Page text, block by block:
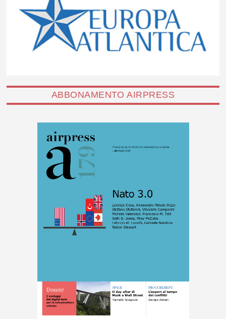
ABBONAMENTO AIRPRESS